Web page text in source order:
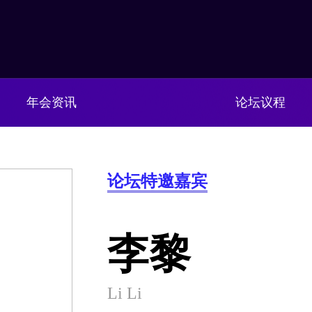
年会资讯 论坛议程
论坛特邀嘉宾
李黎
Li Li